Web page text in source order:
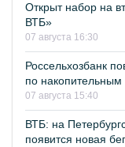
Открыт набор на
ВТБ»
07 августа 16:30
Россельхозбанк
по накопительным
07 августа 15:40
ВТБ: на
появится новая